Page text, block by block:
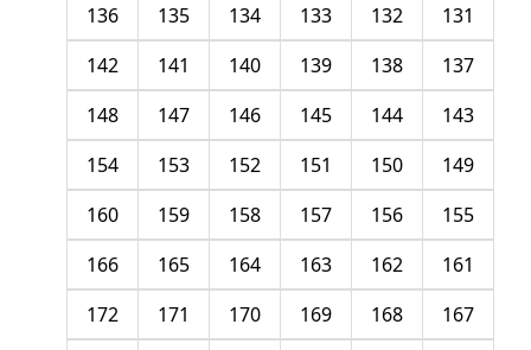
131
132
133
134
135
136
137
138
139
140
141
142
143
144
145
146
147
148
149
150
151
152
153
154
155
156
157
158
159
160
161
162
163
164
165
166
167
168
169
170
171
172